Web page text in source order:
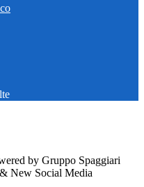
by Gruppo Spaggiari
New Social Media